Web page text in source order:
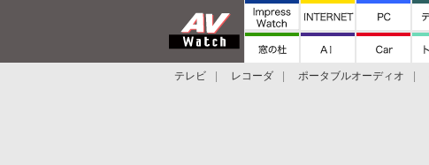
テレビ レコーダ ポータブルオーディオ